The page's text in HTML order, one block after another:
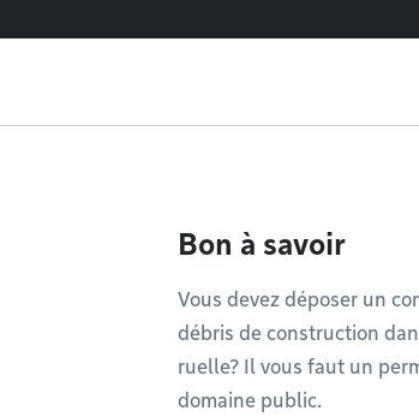
Bon à savoir
Vous devez déposer un
débris de construction
ruelle? Il vous faut un
domaine public.